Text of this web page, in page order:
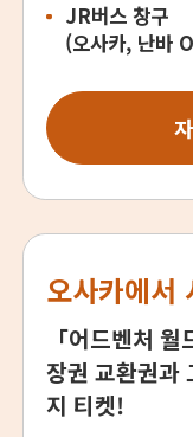
JR버스 창구
(오사카, 난바
오사카에서
「어드벤처
장권 교환권과
지 티켓!